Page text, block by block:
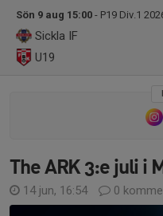
Sön 9 aug 15:00 - P19 Div.1
Sickla IF
U19
The ARK 3:e juli i
14 jun, 16:54 0